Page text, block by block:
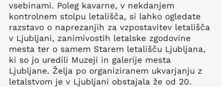
vsebinami. Poleg kavarne, v nekdanjem
kontrolnem stolpu letališča, si lahko ogledate
razstavo o naprezanjih za vzpostavitev letališča
v Ljubljani, zanimivostih letalske zgodovine
mesta ter o samem Starem letališču Ljubljana,
ki so jo uredili Muzeji in galerije mesta
Ljubljane. Želja po organiziranem ukvarjanju z
letalstvom je v Ljubljani obstajala že od 20.